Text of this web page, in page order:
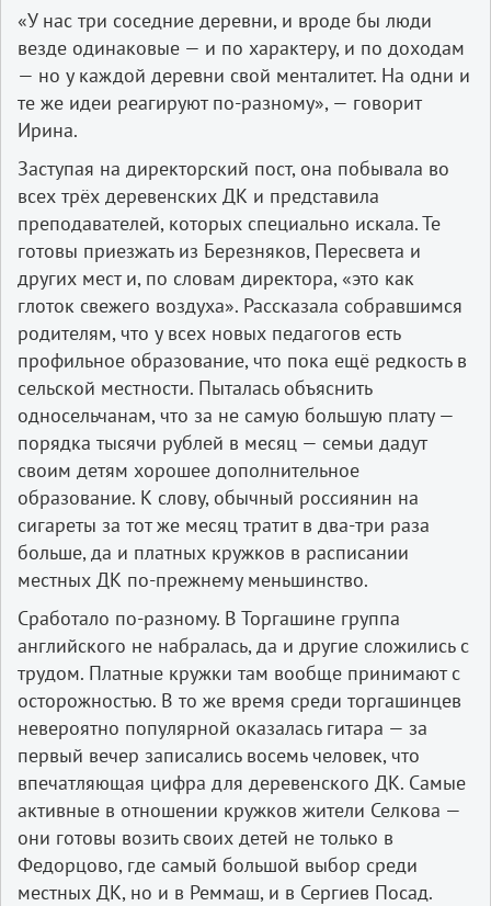
«У нас три соседние деревни, и вроде бы люди
везде одинаковые — и по характеру, и по доходам
— но у каждой деревни свой менталитет. На одни и
те же идеи реагируют по-разному», — говорит
Ирина.
Заступая на директорский пост, она побывала во
всех трёх деревенских ДК и представила
преподавателей, которых специально искала. Те
готовы приезжать из Березняков, Пересвета и
других мест и, по словам директора, «это как
глоток свежего воздуха». Рассказала собравшимся
родителям, что у всех новых педагогов есть
профильное образование, что пока ещё редкость в
сельской местности. Пыталась объяснить
односельчанам, что за не самую большую плату —
порядка тысячи рублей в месяц — семьи дадут
своим детям хорошее дополнительное
образование. К слову, обычный россиянин на
сигареты за тот же месяц тратит в два-три раза
больше, да и платных кружков в расписании
местных ДК по-прежнему меньшинство.
Сработало по-разному. В Торгашине группа
английского не набралась, да и другие сложились с
трудом. Платные кружки там вообще принимают с
осторожностью. В то же время среди торгашинцев
невероятно популярной оказалась гитара — за
первый вечер записались восемь человек, что
впечатляющая цифра для деревенского ДК. Самые
активные в отношении кружков жители Селкова —
они готовы возить своих детей не только в
Федорцово, где самый большой выбор среди
местных ДК, но и в Реммаш, и в Сергиев Посад.